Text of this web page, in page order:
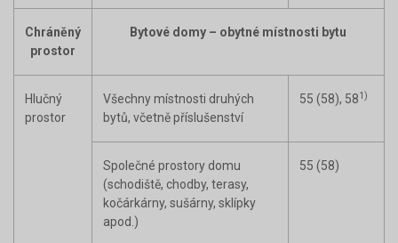
Chráněný
prostor
Bytové domy – obytné místnosti bytu
Hlučný
prostor
Všechny místnosti druhých
bytů, včetně příslušenství
55 (58), 581)
Společné prostory domu
(schodiště, chodby, terasy,
kočárkárny, sušárny, sklípky
apod.)
55 (58)